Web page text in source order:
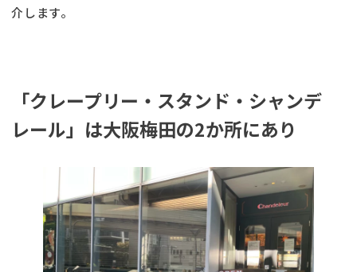
介します。
「クレープリー・スタンド・シャンデ
レール」は大阪梅田の2か所にあり